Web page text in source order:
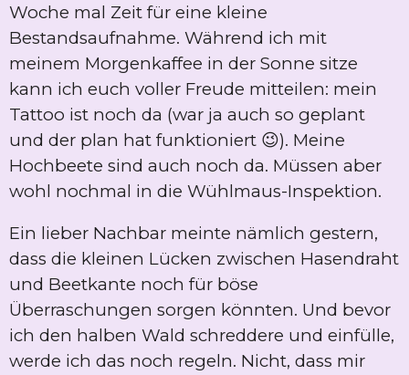
Woche mal Zeit für eine kleine
Bestandsaufnahme. Während ich mit
meinem Morgenkaffee in der Sonne sitze
kann ich euch voller Freude mitteilen: mein
Tattoo ist noch da (war ja auch so geplant
und der plan hat funktioniert 😉). Meine
Hochbeete sind auch noch da. Müssen aber
wohl nochmal in die Wühlmaus-Inspektion.
Ein lieber Nachbar meinte nämlich gestern,
dass die kleinen Lücken zwischen Hasendraht
und Beetkante noch für böse
Überraschungen sorgen könnten. Und bevor
ich den halben Wald schreddere und einfülle,
werde ich das noch regeln. Nicht, dass mir